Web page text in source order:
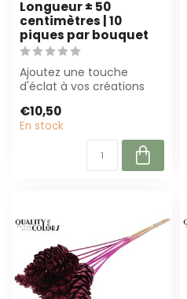
Longueur ± 50
centimètres | 10
piques par bouquet
Ajoutez une touche
d'éclat à vos créations
pin bleue métalli...
€10,50
En stock